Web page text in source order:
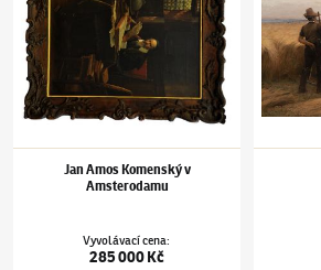
Jan Amos Komenský v
Amsterodamu
Vyvolávací cena:
285 000 Kč